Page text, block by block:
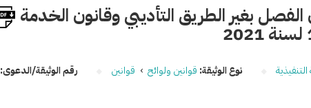
بغير الطريق التأديبي وقانون الخدمة
نوع الوثيقة: قوانين ولوائح › قوانين رقم الوثيقة/الدعوى: